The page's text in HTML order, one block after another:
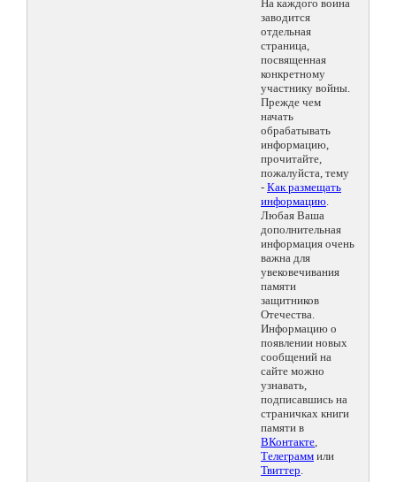
На каждого воина
заводится
отдельная
страница,
посвященная
конкретному
участнику войны.
Прежде чем
начать
обрабатывать
информацию,
прочитайте,
пожалуйста, тему
- Как размещать
информацию.
Любая Ваша
дополнительная
информация очень
важна для
увековечивания
памяти
защитников
Отечества.
Информацию о
появлении новых
сообщений на
сайте можно
узнавать,
подписавшись на
страничках книги
памяти в
ВКонтакте,
Телеграмм или
Твиттер.